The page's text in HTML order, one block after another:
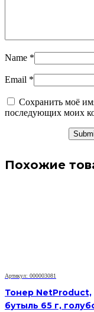
Name *
Email *
Сохранить моё
последующих моих
Похожие
Артикул: 000003081
Тонер NetProduct,
бутыль 65 г,